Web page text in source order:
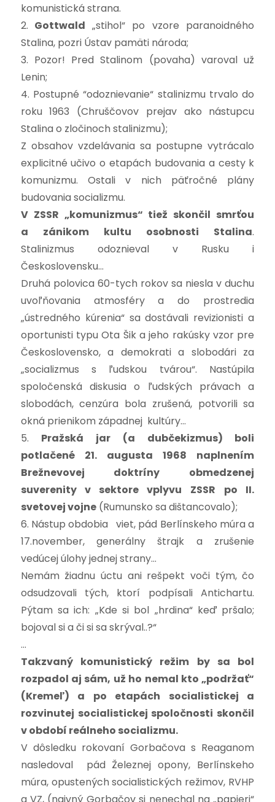
komunistická strana.
2. Gottwald „stihol“ po vzore paranoidného
Stalina, pozri Ústav pamäti národa;
3. Pozor! Pred Stalinom (povaha) varoval už
Lenin;
4. Postupné “odoznievanie“ stalinizmu trvalo do
roku 1963 (Chruščovov prejav ako nástupcu
Stalina o zločinoch stalinizmu);
Z obsahov vzdelávania sa postupne vytrácalo
explicitné učivo o etapách budovania a cesty k
komunizmu. Ostali v nich päťročné plány
budovania socializmu.
V ZSSR „komunizmus“ tiež skončil smrťou
a zánikom kultu osobnosti Stalina.
Stalinizmus odoznieval v Rusku i
Československu…
Druhá polovica 60-tych rokov sa niesla v duchu
uvoľňovania atmosféry a do prostredia
„ústredného kúrenia“ sa dostávali revizionisti a
oportunisti typu Ota Šik a jeho rakúsky vzor pre
Československo, a demokrati a slobodári za
„socializmus s ľudskou tvárou“. Nastúpila
spoločenská diskusia o ľudských právach a
slobodách, cenzúra bola zrušená, potvorili sa
okná prienikom západnej kultúry…
5. Pražská jar
(a dubčekizmus) boli
potlačené 21. augusta 1968 naplnením
Brežnevovej doktríny obmedzenej
suverenity v sektore vplyvu ZSSR
po II.
svetovej vojne(Rumunsko sa dištancovalo);
6. Nástup obdobia viet, pád Berlínskeho múra a
17.november, generálny štrajk a zrušenie
vedúcej úlohy jednej strany…
Nemám žiadnu úctu ani rešpekt voči tým, čo
odsudzovali tých, ktorí podpísali Antichartu.
Pýtam sa ich: „Kde si bol „hrdina“ keď pršalo;
bojoval si a či si sa skrýval..?“
…
Takzvaný komunistický režim by sa bol
rozpadol aj sám, už ho nemal kto „podržať“
(Kremeľ) a po etapách socialistickej a
rozvinutej socialistickej spoločnosti skončil
v období reálneho socializmu.
V dôsledku rokovaní Gorbačova s Reaganom
nasledoval pád Železnej opony, Berlínskeho
múra, opustených socialistických režimov, RVHP
a VZ, (naivný Gorbačov si nenechal na „papieri“